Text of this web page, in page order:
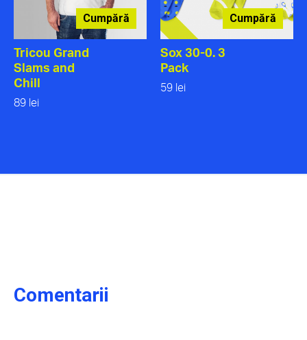
Cumpără
Tricou Grand
Slams and
Chill
89 lei
Cumpără
Sox 30-0. 3
Pack
59 lei
Comentarii